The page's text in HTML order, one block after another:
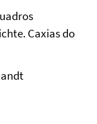
Caxias do